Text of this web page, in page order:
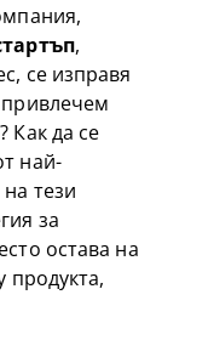
,
се изправя
Как да се
най-
тези
за
остава на
продукта,